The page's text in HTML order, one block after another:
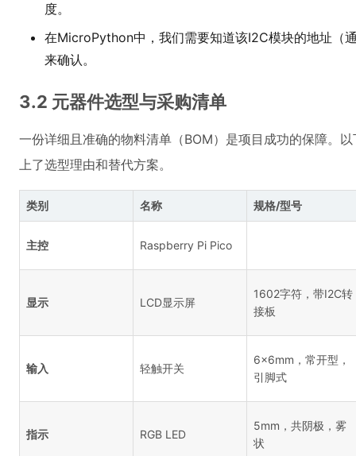
度。
在MicroPython中，我们需要知道该I2C模块的地址（
来确认。
3.2 元器件选型与采购清单
一份详细且准确的物料清单（BOM）是项目成功的保障。
上了选型理由和替代方案。
类别 名称 规格/型号
主控 Raspberry Pi Pico
显示 LCD显示屏
1602字符，带I2C转
接板
输入 轻触开关
6x6mm，常开型，
引脚式
指示 RGB LED
5mm，共阴极，雾
状